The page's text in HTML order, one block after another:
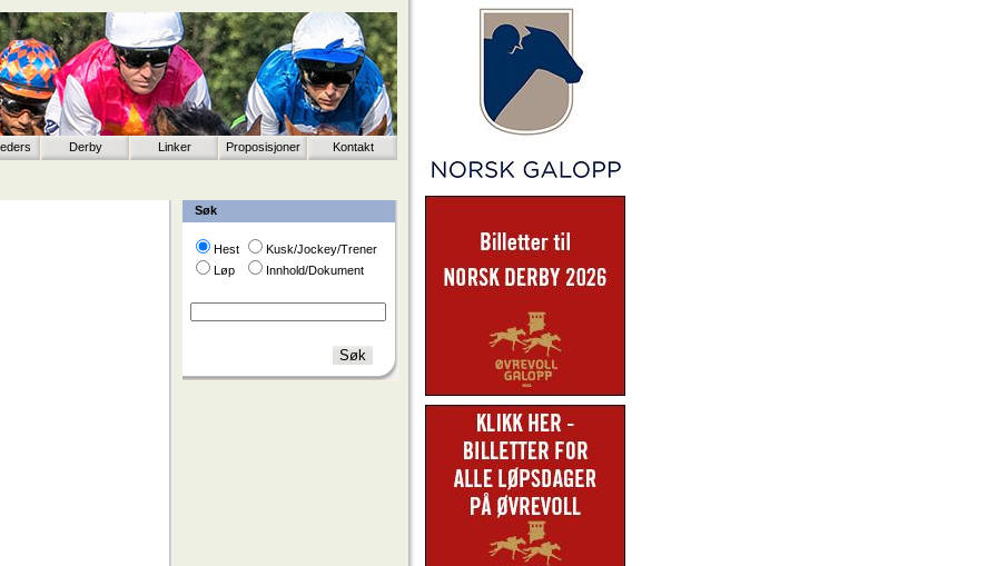
Derby Linker Proposisjoner Kontakt
Søk
Hest
Kusk/Jockey/Trener
Løp
Innhold/Dokument